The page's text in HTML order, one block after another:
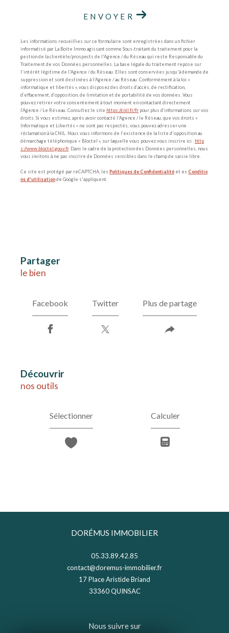
ENVOYER
Les informations recueillies sur ce formulaire sont enregistrées dans un fichier
informatisé par La Boite Immo agissant comme Sous-traitant du traitement pour la
gestion de la clientèle/prospects de l'Agence / du Réseau qui reste Responsable du
Traitement de vos Données personnelles. La base légale du traitement repose sur
l'intérêt légitime de l'Agence / du Réseau. Elles sont conservées jusqu'à demande de
suppression et sont destinées à l'Agence / au Réseau. Conformément à la loi «
informatique et libertés », vous disposez des droits d’accès, de rectification,
d’effacement, d’opposition, de limitation et de portabilité de vos données. Vous
pouvez retirer votre consentement à tout moment en contactant directement
l’Agence / Le Réseau. Consultez le site https://cnil.fr/fr pour plus d’informations sur vos
droits. Si vous estimez, après avoir contacté l'Agence / le Réseau, que vos droits «
Informatique et Libertés » ne sont pas respectés, vous pouvez adresser une
réclamation à la CNIL. Nous vous informons de l’existence de la liste d'opposition au
démarchage téléphonique « Bloctel », sur laquelle vous pouvez vous inscrire ici : http
s://www.bloctel.gouv.fr. Dans le cadre de la protection des Données personnelles, nous
vous invitons à ne pas inscrire de Données sensibles dans le champ de saisie libre.
Ce site est protégé par reCAPTCHA, les Politiques de Confidentialité et es Conditio
ns d'utilisationde Google s'appliquent.
partager
le bien
Facebook Twitter Plus de partage
découvrir
nos outils
Sélectionner Calculer
DORÉMUS IMMOBILIER
05.33.89.42.85
contact@doremus-immobilier.fr
17 Place Aristide Briand
33360
QUINSAC
Nous suivre sur